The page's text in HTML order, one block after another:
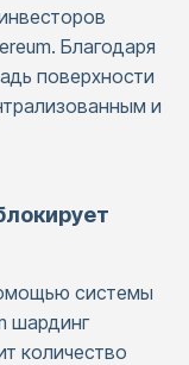
Благодаря
поверхности
и
системы
шардинг
количество